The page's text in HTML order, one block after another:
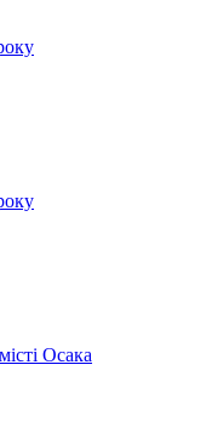
Осака